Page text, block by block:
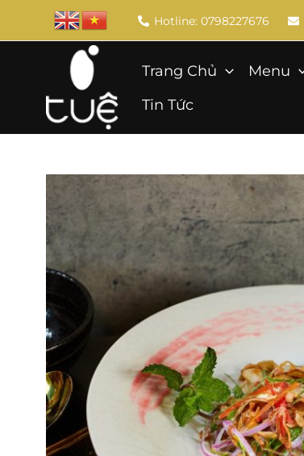
Hotline: 0798227676
Trang Chủ Menu
Tin Tức